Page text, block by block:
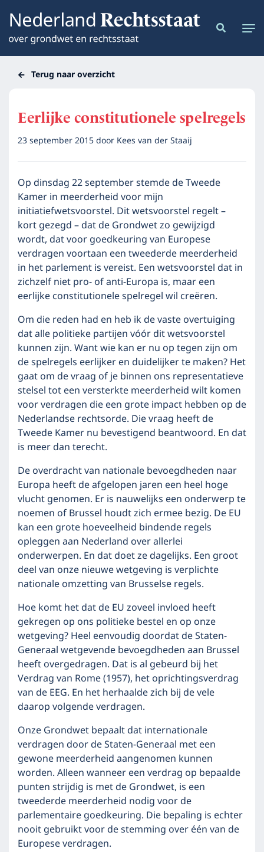
Terug naar overzicht
Eerlijke constitutionele spelregels
23 september 2015door Kees van der Staaij
Op dinsdag 22 september stemde de Tweede
Kamer in meerderheid voor mijn
initiatiefwetsvoorstel. Dit wetsvoorstel regelt –
kort gezegd – dat de Grondwet zo gewijzigd
wordt, dat voor goedkeuring van Europese
verdragen voortaan een tweederde meerderheid
in het parlement is vereist. Een wetsvoorstel dat in
zichzelf niet pro- of anti-Europa is, maar een
eerlijke constitutionele spelregel wil creëren.
Om die reden had en heb ik de vaste overtuiging
dat alle politieke partijen vóór dit wetsvoorstel
kunnen zijn. Want wie kan er nu op tegen zijn om
de spelregels eerlijker en duidelijker te maken? Het
gaat om de vraag of je binnen ons representatieve
stelsel tot een versterkte meerderheid wilt komen
voor verdragen die een grote impact hebben op de
Nederlandse rechtsorde. Die vraag heeft de
Tweede Kamer nu bevestigend beantwoord. En dat
is meer dan terecht.
De overdracht van nationale bevoegdheden naar
Europa heeft de afgelopen jaren een heel hoge
vlucht genomen. Er is nauwelijks een onderwerp te
noemen of Brussel houdt zich ermee bezig. De EU
kan een grote hoeveelheid bindende regels
opleggen aan Nederland over allerlei
onderwerpen. En dat doet ze dagelijks. Een groot
deel van onze nieuwe wetgeving is verplichte
nationale omzetting van Brusselse regels.
Hoe komt het dat de EU zoveel invloed heeft
gekregen op ons politieke bestel en op onze
wetgeving? Heel eenvoudig doordat de Staten-
Generaal wetgevende bevoegdheden aan Brussel
heeft overgedragen. Dat is al gebeurd bij het
Verdrag van Rome (1957), het oprichtingsverdrag
van de EEG. En het herhaalde zich bij de vele
daarop volgende verdragen.
Onze Grondwet bepaalt dat internationale
verdragen door de Staten-Generaal met een
gewone meerderheid aangenomen kunnen
worden. Alleen wanneer een verdrag op bepaalde
punten strijdig is met de Grondwet, is een
tweederde meerderheid nodig voor de
parlementaire goedkeuring. Die bepaling is echter
nooit gebruikt voor de stemming over één van de
Europese verdragen.